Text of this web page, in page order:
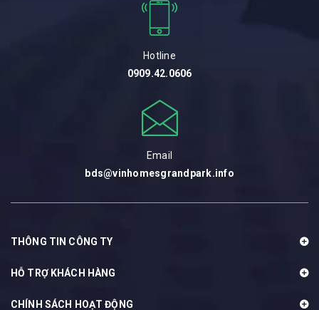
Hotline
0909.42.0606
Email
bds@vinhomesgrandpark.info
THÔNG TIN CÔNG TY
HỖ TRỢ KHÁCH HÀNG
CHÍNH SÁCH HOẠT ĐỘNG